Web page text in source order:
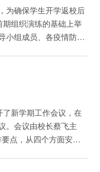
为确保学生开学返校后
组织演练的基础上举
小组成员、各疫情防控
新学期工作会议，在
。会议由校长蔡飞主
点，从四个方面安排